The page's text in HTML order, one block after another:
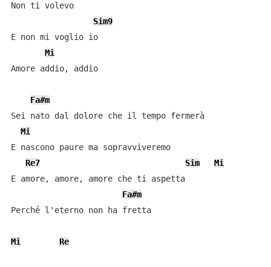
Non ti volevo
Sim9
E non mi voglio io
Mi
Amore addio, addio
Fa#m
Sei nato dal dolore che il tempo fermerà
Mi
E nascono paure ma sopravviveremo
Re7
Sim
Mi
E amore, amore, amore che ti aspetta
Fa#m
Perché l'eterno non ha fretta
Mi Re